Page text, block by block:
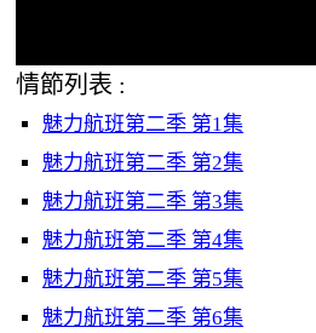
情節列表 :
魅力航班第二季 第1集
魅力航班第二季 第2集
魅力航班第二季 第3集
魅力航班第二季 第4集
魅力航班第二季 第5集
魅力航班第二季 第6集